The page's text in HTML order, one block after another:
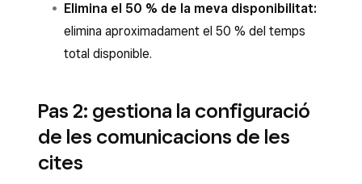
Elimina el 50 % de la meva disponibilitat:
elimina aproximadament el 50 % del temps
total disponible.
Pas 2: gestiona la configuració
de les comunicacions de les
cites